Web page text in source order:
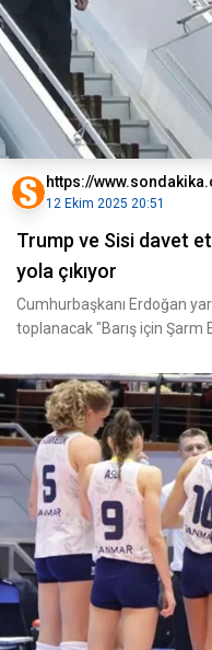
https://
12 Ekim 2025 20:51
Trump ve Sisi davet
yola çıkıyor
Cumhurbaşkanı Erdoğan
toplanacak "Barış için Şarm